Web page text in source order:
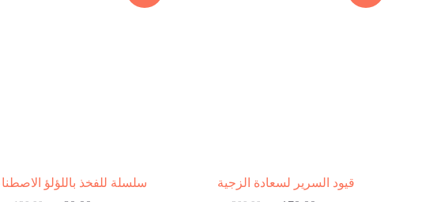
قيود السرير لسعادة الزجية سلسلة للفخذ باللؤلؤ